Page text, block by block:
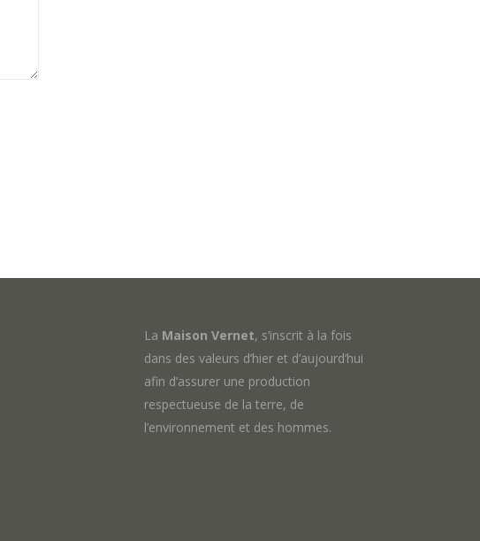
La Maison Vernet, s’inscrit à la fois
dans des valeurs d’hier et d’aujourd’hui
afin d’assurer une production
respectueuse de la terre, de
l’environnement et des hommes.